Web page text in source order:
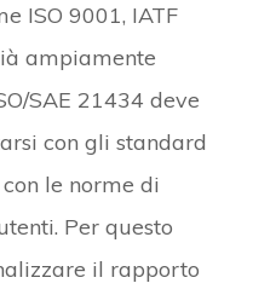
ISO 9001, IATF
ampiamente
SAE 21434 deve
con gli standard
le norme di
Per questo
il rapporto